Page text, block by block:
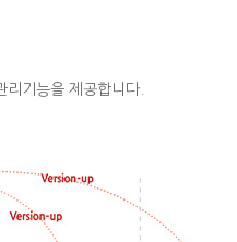
기능을 제공합니다.